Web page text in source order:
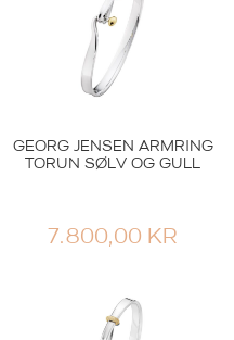
GEORG JENSEN ARMRING
TORUN SØLV OG GULL
7.800,00 KR